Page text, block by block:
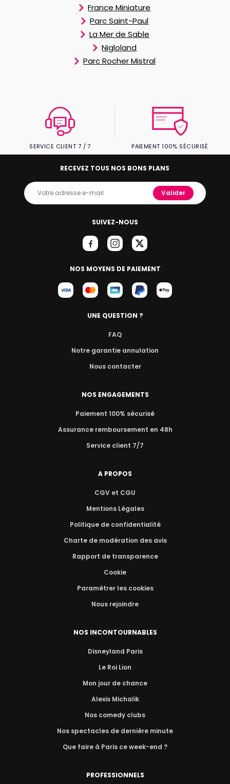
France Miniature
Parc Saint-Paul
La Mer de Sable
Nigloland
Parc Rocher Mistral
SERVICE CLIENT 7 / 7 PAIEMENT 100% SÉCURISÉ
SUIVEZ-NOUS
NOS MOYENS DE PAIEMENT
RECEVEZ TOUS NOS BONS PLANS
Valider
UNE QUESTION ?
FAQ
Notre garantie annulation
Nous contacter
NOS ENGAGEMENTS
Paiement 100% sécurisé
Assurance remboursement en 48h
Service client 7/7
A PROPOS
CGV et CGU
Mentions Légales
Politique de confidentialité
Charte de modération des avis
Rapport de transparence
Cookie
Paramétrer les cookies
Nous rejoindre
NOS INCONTOURNABLES
Disneyland Paris
Le Roi Lion
Mon jour de chance
Alexis Michalik
Nos comedy clubs
Nos spectacles de dernière minute
Que faire à Paris ce week-end ?
PROFESSIONNELS